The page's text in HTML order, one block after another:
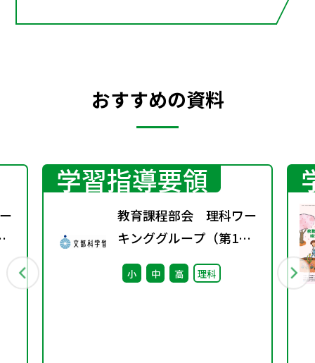
おすすめの資料
学習指導要領
教育課程部会 理科ワー
キンググループ（第1
回） 配付資料
小 中 高 理科